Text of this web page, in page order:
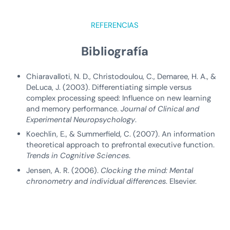
REFERENCIAS
Bibliografía
Chiaravalloti, N. D., Christodoulou, C., Demaree, H. A., &
DeLuca, J. (2003). Differentiating simple versus
complex processing speed: Influence on new learning
and memory performance. Journal of Clinical and
Experimental Neuropsychology.
Koechlin, E., & Summerfield, C. (2007). An information
theoretical approach to prefrontal executive function.
Trends in Cognitive Sciences.
Jensen, A. R. (2006). Clocking the mind: Mental
chronometry and individual differences. Elsevier.